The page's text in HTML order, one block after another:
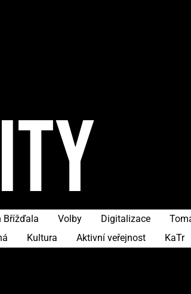
Břížďala Volby Digitalizace
Kultura Aktivní veřejnost KaTr